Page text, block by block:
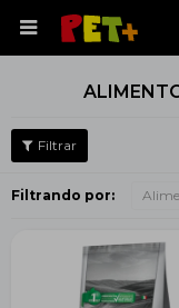

Filtrando por: